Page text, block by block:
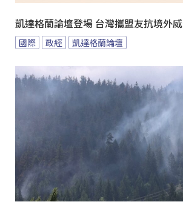
凱達格蘭論壇登場 台灣攜盟友抗境外
國際 政經 凱達格蘭論壇